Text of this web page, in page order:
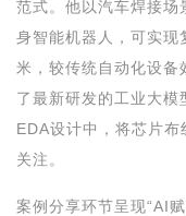
范式。他以汽车焊接场
身智能机器人，可实
米，较传统自动化设备
了最新研发的工业大模
EDA设计中，将芯片
关注。
案例分享环节呈现“AI